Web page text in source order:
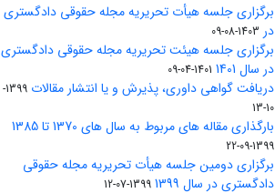
برگزاری جلسه هیأت تحریریه مجله حقوقی دادگستری
در 1403-08-09
برگزاری جلسه هیئت تحریریه مجله حقوقی دادگستری
در سال 1401
1401-04-09
دریافت گواهی داوری، پذیرش و یا انتشار مقالات
1399-
10-13
بارگذاری مقاله های مربوط به سال های 1370 تا 1385
1399-09-22
برگزاری دومین جلسه هیأت تحریریه مجله حقوقی
دادگستری در سال 1399
1399-07-12